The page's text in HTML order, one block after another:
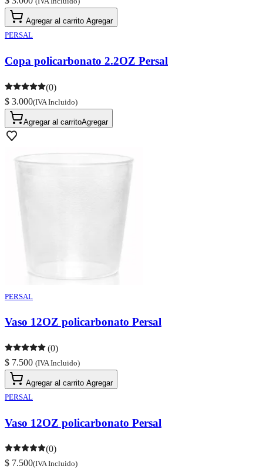
Agregar al carrito Agregar
PERSAL
Copa policarbonato 2.2OZ Persal
(0)
$ 3.000(IVA Incluido)
Agregar al carritoAgregar
PERSAL
Vaso 12OZ policarbonato Persal
(0)
$ 7.500 (IVA Incluido)
Agregar al carrito Agregar
PERSAL
Vaso 12OZ policarbonato Persal
(0)
$ 7.500(IVA Incluido)